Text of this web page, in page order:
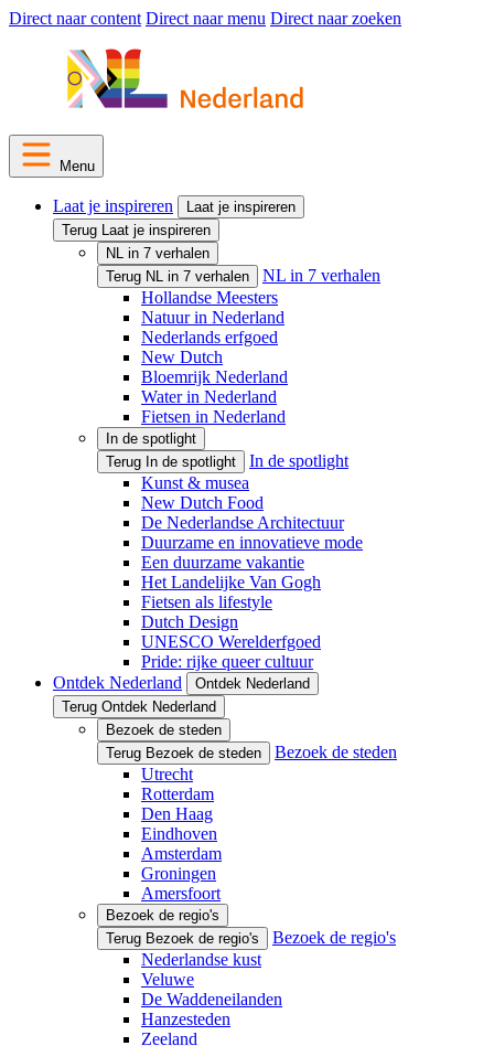
Direct naar content Direct naar menu Direct naar zoeken
Menu
Laat je inspireren
Laat je inspireren
Terug Laat je inspireren
NL in 7 verhalen
Terug NL in 7 verhalen
NL in 7 verhalen
Hollandse Meesters
Natuur in Nederland
Nederlands erfgoed
New Dutch
Bloemrijk Nederland
Water in Nederland
Fietsen in Nederland
In de spotlight
Terug In de spotlight
In de spotlight
Kunst & musea
New Dutch Food
De Nederlandse Architectuur
Duurzame en innovatieve mode
Een duurzame vakantie
Het Landelijke Van Gogh
Fietsen als lifestyle
Dutch Design
UNESCO Werelderfgoed
Pride: rijke queer cultuur
Ontdek Nederland
Ontdek Nederland
Terug Ontdek Nederland
Bezoek de steden
Terug Bezoek de steden
Bezoek de steden
Utrecht
Rotterdam
Den Haag
Eindhoven
Amsterdam
Groningen
Amersfoort
Bezoek de regio's
Terug Bezoek de regio's
Bezoek de regio's
Nederlandse kust
Veluwe
De Waddeneilanden
Hanzesteden
Zeeland